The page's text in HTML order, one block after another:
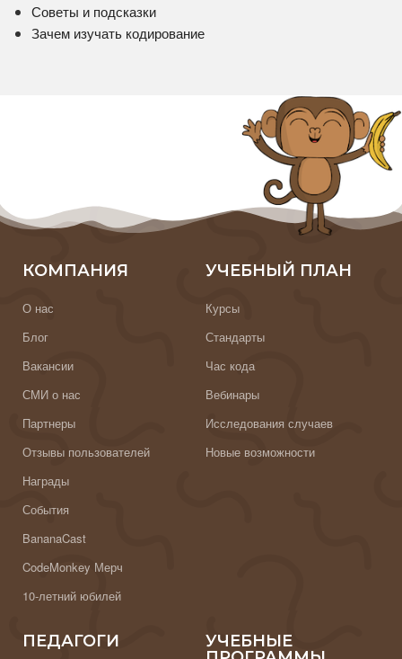
Советы и подсказки
Зачем изучать кодирование
КОМПАНИЯ
О нас
Блог
Вакансии
СМИ о нас
Партнеры
Отзывы пользователей
Награды
События
BananaCast
CodeMonkey Мерч
10-летний юбилей
УЧЕБНЫЙ ПЛАН
Курсы
Стандарты
Час кода
Вебинары
Исследования случаев
Новые возможности
ПЕДАГОГИ
УЧЕБНЫЕ